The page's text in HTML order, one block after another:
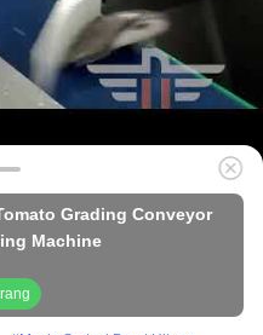
Grading Conveyor
Machine